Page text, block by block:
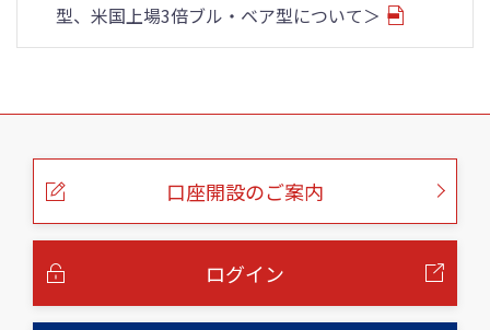
型、米国上場3倍ブル・ベア型について＞
こ
口座開設のご案内
ログイン